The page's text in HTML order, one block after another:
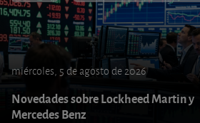
miércoles, 5 de agosto de 2026
Novedades sobre Lockheed Martin y
Mercedes Benz